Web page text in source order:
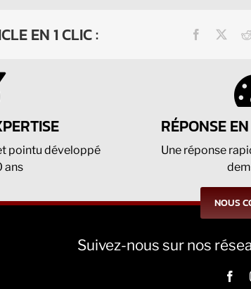
EN 1 CLIC : Facebook
pointu développé
ans
RÉPONSE
Une réponse
NOUS
Suivez-nous sur nos